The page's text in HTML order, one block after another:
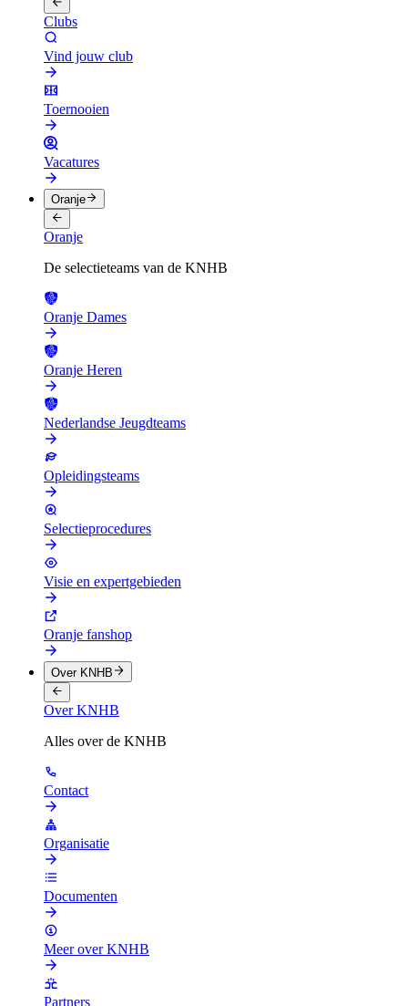
Clubs
Vind jouw club
Toernooien
Vacatures
Oranje
Oranje
De selectieteams van de KNHB
Oranje Dames
Oranje Heren
Nederlandse Jeugdteams
Opleidingsteams
Selectieprocedures
Visie en expertgebieden
Oranje fanshop
Over KNHB
Over KNHB
Alles over de KNHB
Contact
Organisatie
Documenten
Meer over KNHB
Partners